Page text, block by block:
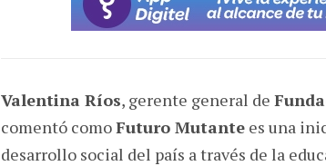
Valentina Ríos, gerente general de
comentó comoFuturo Mutante es una
desarrollo social del país a través de la